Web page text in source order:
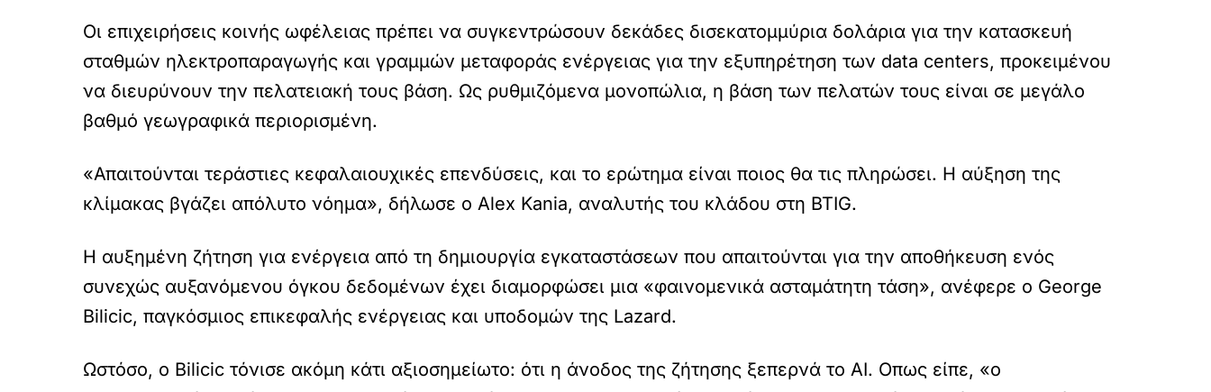
Οι επιχειρήσεις κοινής ωφέλειας πρέπει να συγκεντρώσουν δεκάδες δισεκατομμύρια δολάρια για την κατασκευή
σταθμών ηλεκτροπαραγωγής και γραμμών μεταφοράς ενέργειας για την εξυπηρέτηση των data centers, προκειμένου
να διευρύνουν την πελατειακή τους βάση. Ως ρυθμιζόμενα μονοπώλια, η βάση των πελατών τους είναι σε μεγάλο
βαθμό γεωγραφικά περιορισμένη.
«Απαιτούνται τεράστιες κεφαλαιουχικές επενδύσεις, και το ερώτημα είναι ποιος θα τις πληρώσει. Η αύξηση της
κλίμακας βγάζει απόλυτο νόημα», δήλωσε ο Alex Kania, αναλυτής του κλάδου στη BTIG.
Η αυξημένη ζήτηση για ενέργεια από τη δημιουργία εγκαταστάσεων που απαιτούνται για την αποθήκευση ενός
συνεχώς αυξανόμενου όγκου δεδομένων έχει διαμορφώσει μια «φαινομενικά ασταμάτητη τάση», ανέφερε ο George
Bilicic, παγκόσμιος επικεφαλής ενέργειας και υποδομών της Lazard.
Ωστόσο, ο Bilicic τόνισε ακόμη κάτι αξιοσημείωτο: ότι η άνοδος της ζήτησης ξεπερνά το AI. Οπως είπε, «ο